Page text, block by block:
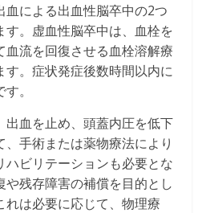
血による出血性脳卒中の2つ
。虚血性脳卒中は、血栓を
流を回復させる血栓溶解療
。症状発症後数時間以内に
。
出血を止め、頭蓋内圧を低下
手術または薬物療法により
ハビリテーションも必要とな
や残存障害の補償を目的とし
れは必要に応じて、物理療